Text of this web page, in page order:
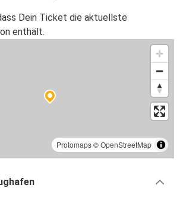
Dein Ticket die aktuellste
enthält.
Protomaps©OpenStreetMap